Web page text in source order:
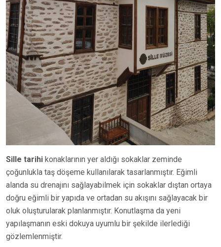
Sille tarihi konaklarının yer aldığı sokaklar zeminde
çoğunlukla taş döşeme kullanılarak tasarlanmıştır. Eğimli
alanda su drenajını sağlayabilmek için sokaklar dıştan ortaya
doğru eğimli bir yapıda ve ortadan su akışını sağlayacak bir
oluk oluşturularak planlanmıştır. Konutlaşma da yeni
yapılaşmanın eski dokuya uyumlu bir şekilde ilerlediği
gözlemlenmiştir.